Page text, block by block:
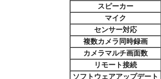
スピーカー
マイク
センサー対応
複数カメラ同時録画
カメラマルチ画面数
リモート接続
ソフトウェアアップデート